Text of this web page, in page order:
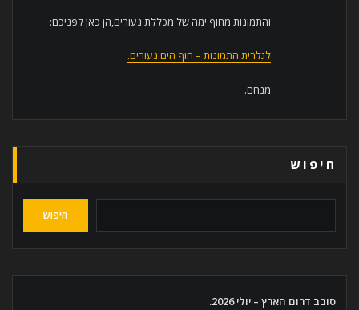
והתמונות מחוף ימה של מכללת נעורים,הן כאן לפניכם:
לגלרית התמונות – חוף הים נעורים.
מנחם.
חיפוש
חיפוש
סובב דרום הארץ – יולי 2026.